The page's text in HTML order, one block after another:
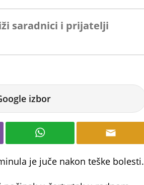
saradnici i prijatelji
izbor
je juče nakon teške bolesti.